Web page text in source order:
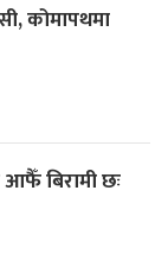
कोमापथमा
बिरामी छः